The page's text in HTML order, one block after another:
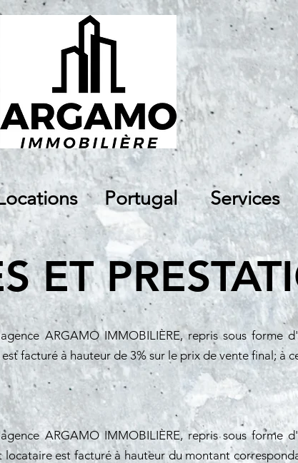
Portugal Services
ET
ARGAMO IMMOBILIÈRE, repris sous forme
facturé à hauteur de 3% sur le prix de vente final; à
ARGAMO IMMOBILIÈRE, repris sous forme
est facturé à hauteur du montant